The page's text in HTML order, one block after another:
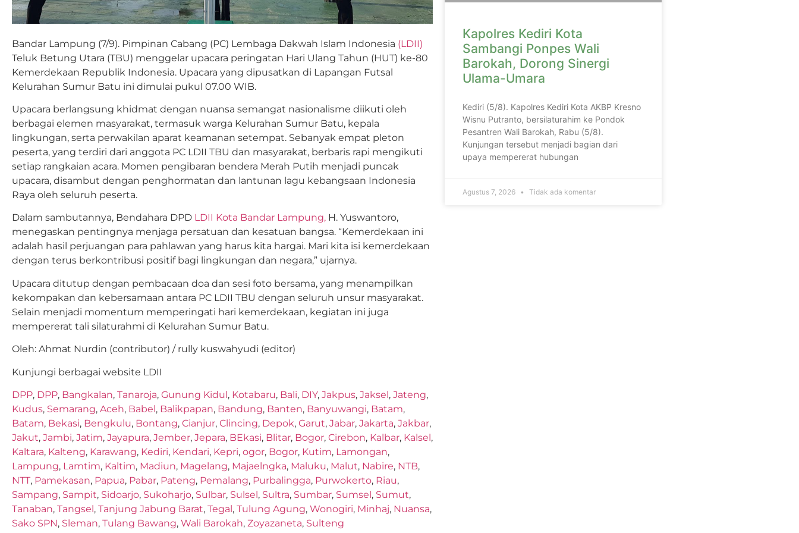
Bandar Lampung (7/9). Pimpinan Cabang (PC) Lembaga Dakwah Islam Indonesia (LDII)
Teluk Betung Utara (TBU) menggelar upacara peringatan Hari Ulang Tahun (HUT) ke-80
Kemerdekaan Republik Indonesia. Upacara yang dipusatkan di Lapangan Futsal
Kelurahan Sumur Batu ini dimulai pukul 07.00 WIB.
Upacara berlangsung khidmat dengan nuansa semangat nasionalisme diikuti oleh
berbagai elemen masyarakat, termasuk warga Kelurahan Sumur Batu, kepala
lingkungan, serta perwakilan aparat keamanan setempat. Sebanyak empat pleton
peserta, yang terdiri dari anggota PC LDII TBU dan masyarakat, berbaris rapi mengikuti
setiap rangkaian acara. Momen pengibaran bendera Merah Putih menjadi puncak
upacara, disambut dengan penghormatan dan lantunan lagu kebangsaan Indonesia
Raya oleh seluruh peserta.
Dalam sambutannya, Bendahara DPD LDII Kota Bandar Lampung, H. Yuswantoro,
menegaskan pentingnya menjaga persatuan dan kesatuan bangsa. “Kemerdekaan ini
adalah hasil perjuangan para pahlawan yang harus kita hargai. Mari kita isi kemerdekaan
dengan terus berkontribusi positif bagi lingkungan dan negara,” ujarnya.
Upacara ditutup dengan pembacaan doa dan sesi foto bersama, yang menampilkan
kekompakan dan kebersamaan antara PC LDII TBU dengan seluruh unsur masyarakat.
Selain menjadi momentum memperingati hari kemerdekaan, kegiatan ini juga
mempererat tali silaturahmi di Kelurahan Sumur Batu.
Oleh: Ahmat Nurdin (contributor) / rully kuswahyudi (editor)
Kunjungi berbagai website LDII
DPP, DPP, Bangkalan, Tanaroja, Gunung Kidul, Kotabaru, Bali, DIY, Jakpus, Jaksel, Jateng,
Kudus, Semarang, Aceh, Babel, Balikpapan, Bandung, Banten, Banyuwangi, Batam,
Batam, Bekasi, Bengkulu, Bontang, Cianjur, Clincing, Depok, Garut, Jabar, Jakarta, Jakbar,
Jakut, Jambi, Jatim, Jayapura, Jember, Jepara, BEkasi, Blitar, Bogor, Cirebon, Kalbar, Kalsel,
Kaltara, Kalteng, Karawang, Kediri, Kendari, Kepri, ogor, Bogor, Kutim, Lamongan,
Lampung, Lamtim, Kaltim, Madiun, Magelang, Majaelngka, Maluku, Malut, Nabire, NTB,
NTT, Pamekasan, Papua, Pabar, Pateng, Pemalang, Purbalingga, Purwokerto, Riau,
Sampang, Sampit, Sidoarjo, Sukoharjo, Sulbar, Sulsel, Sultra, Sumbar, Sumsel, Sumut,
Tanaban, Tangsel, Tanjung Jabung Barat, Tegal, Tulung Agung, Wonogiri, Minhaj, Nuansa,
Sako SPN, Sleman, Tulang Bawang, Wali Barokah, Zoyazaneta, Sulteng
Kapolres Kediri Kota
Sambangi Ponpes Wali
Barokah, Dorong Sinergi
Ulama-Umara
Kediri (5/8). Kapolres Kediri Kota AKBP Kresno
Wisnu Putranto, bersilaturahim ke Pondok
Pesantren Wali Barokah, Rabu (5/8).
Kunjungan tersebut menjadi bagian dari
upaya mempererat hubungan
Agustus 7, 2026 Tidak ada komentar